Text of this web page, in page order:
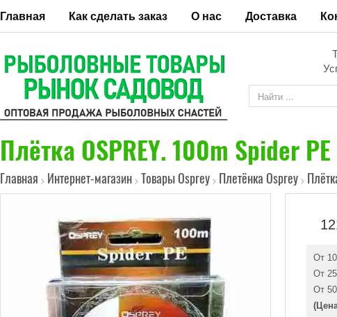
Главная Как сделать заказ О нас Доставка
Плётка OSPREY. 100m Spider
Главная > Интернет-магазин > Товары Osprey > Плетёнка Osprey >
От
От
От